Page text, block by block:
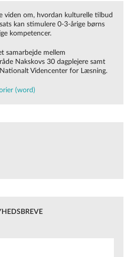
viden om, hvordan kulturelle tilbud
kan stimulere 0-3-årige børns
kompetencer.
samarbejde mellem
Nakskovs 30 dagplejere samt
Videncenter for Læsning.
(word)